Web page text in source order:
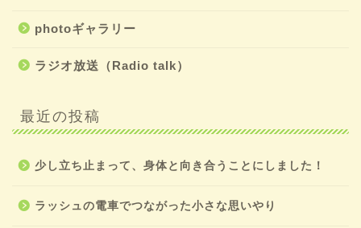
photoギャラリー
ラジオ放送（Radio talk）
最近の投稿
少し立ち止まって、身体と向き合うことにしました！
ラッシュの電車でつながった小さな思いやり